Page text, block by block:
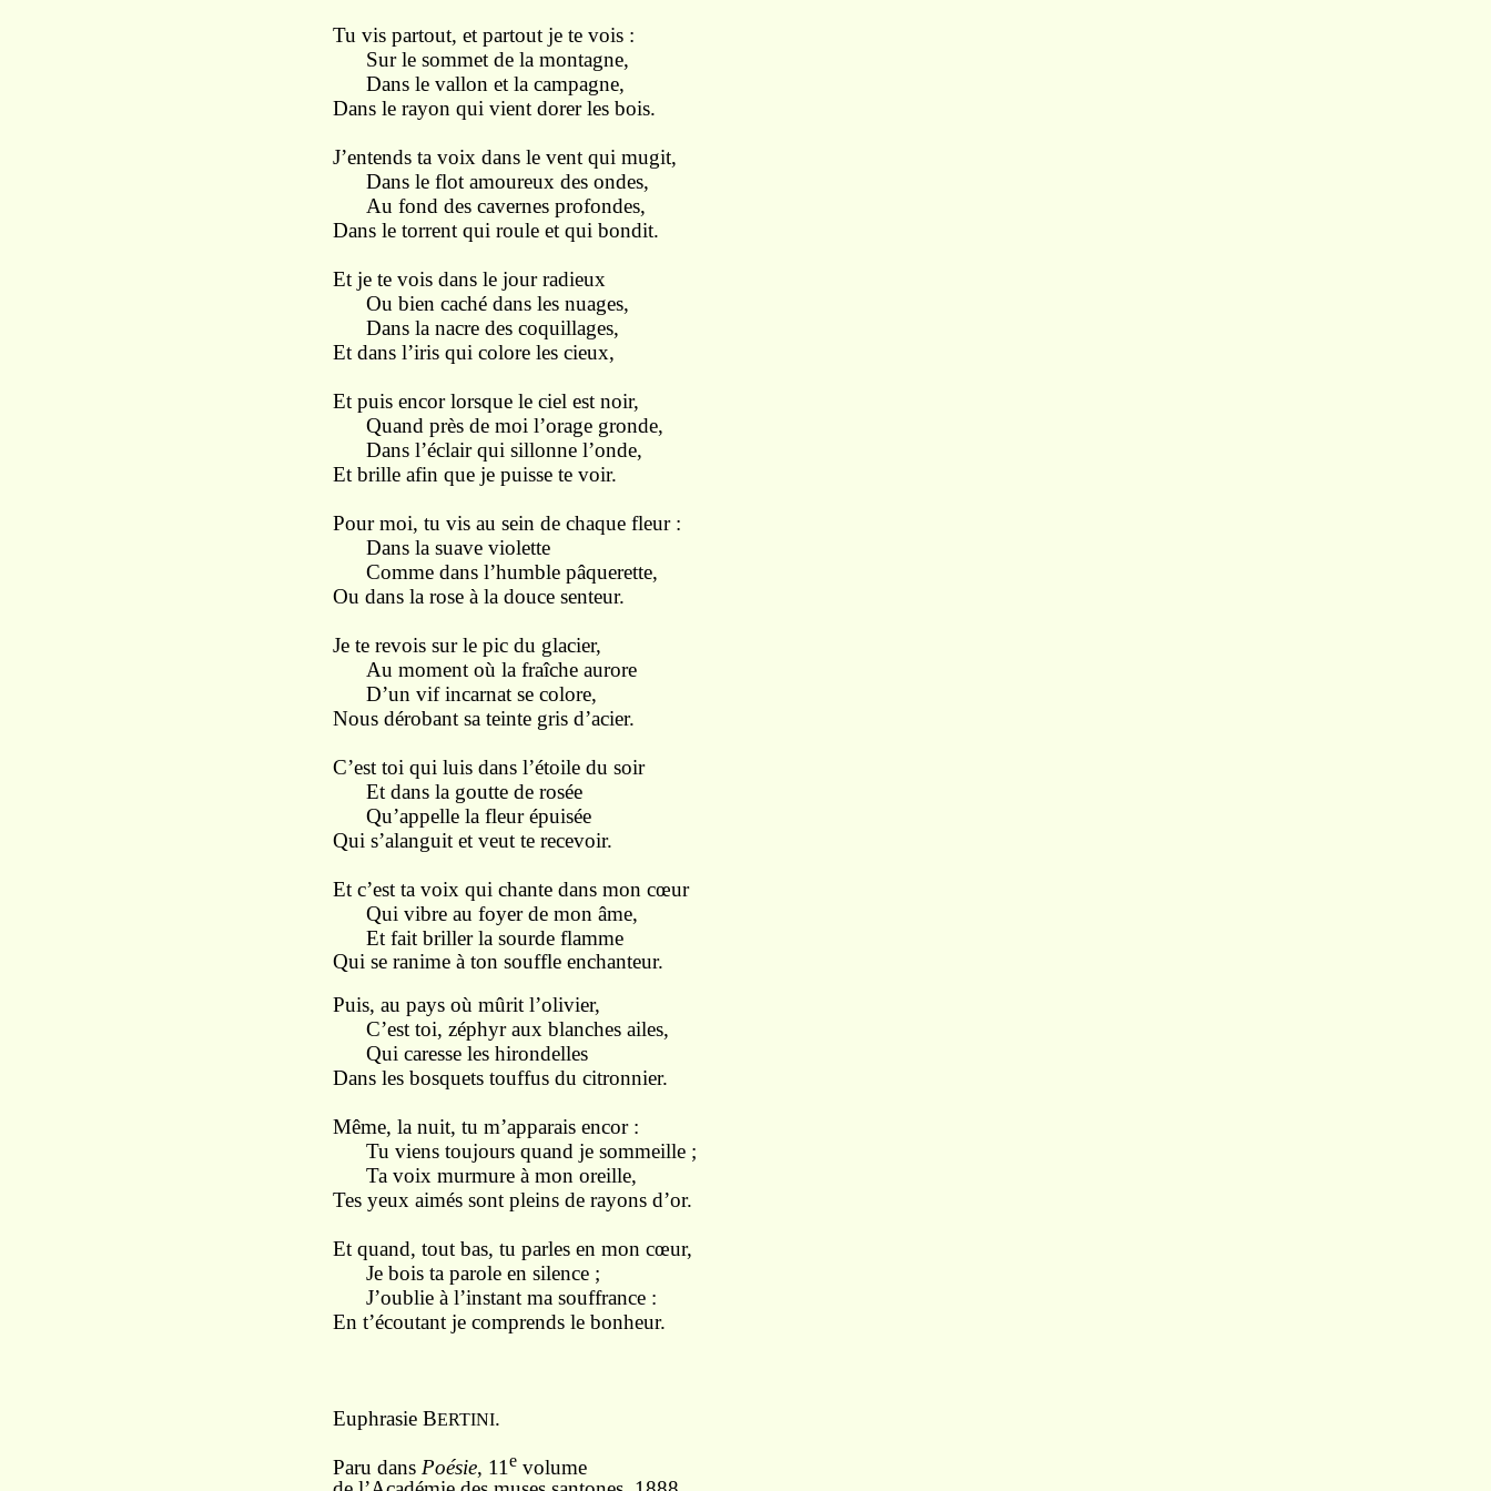
Tu vis partout, et partout je te vois :
Sur le sommet de la montagne,
Dans le vallon et la campagne,
Dans le rayon qui vient dorer les bois.
J’entends ta voix dans le vent qui mugit,
Dans le flot amoureux des ondes,
Au fond des cavernes profondes,
Dans le torrent qui roule et qui bondit.
Et je te vois dans le jour radieux
Ou bien caché dans les nuages,
Dans la nacre des coquillages,
Et dans l’iris qui colore les cieux,
Et puis encor lorsque le ciel est noir,
Quand près de moi l’orage gronde,
Dans l’éclair qui sillonne l’onde,
Et brille afin que je puisse te voir.
Pour moi, tu vis au sein de chaque fleur :
Dans la suave violette
Comme dans l’humble pâquerette,
Ou dans la rose à la douce senteur.
Je te revois sur le pic du glacier,
Au moment où la fraîche aurore
D’un vif incarnat se colore,
Nous dérobant sa teinte gris d’acier.
C’est toi qui luis dans l’étoile du soir
Et dans la goutte de rosée
Qu’appelle la fleur épuisée
Qui s’alanguit et veut te recevoir.
Et c’est ta voix qui chante dans mon cœur
Qui vibre au foyer de mon âme,
Et fait briller la sourde flamme
Qui se ranime à ton souffle enchanteur.
Puis, au pays où mûrit l’olivier,
C’est toi, zéphyr aux blanches ailes,
Qui caresse les hirondelles
Dans les bosquets touffus du citronnier.
Même, la nuit, tu m’apparais encor :
Tu viens toujours quand je sommeille ;
Ta voix murmure à mon oreille,
Tes yeux aimés sont pleins de rayons d’or.
Et quand, tout bas, tu parles en mon cœur,
Je bois ta parole en silence ;
J’oublie à l’instant ma souffrance :
En t’écoutant je comprends le bonheur.
Euphrasie BERTINI.
Paru dans Poésie, 11e volume